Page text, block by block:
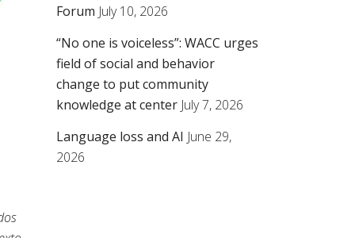
Forum July 10, 2026
“No one is voiceless”: WACC urges
field of social and behavior
change to put community
knowledge at center July 7, 2026
Language loss and AI June 29,
2026